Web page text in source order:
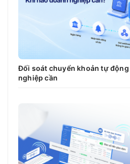
Đối soát chuyển khoản tự động
nghiệp cần